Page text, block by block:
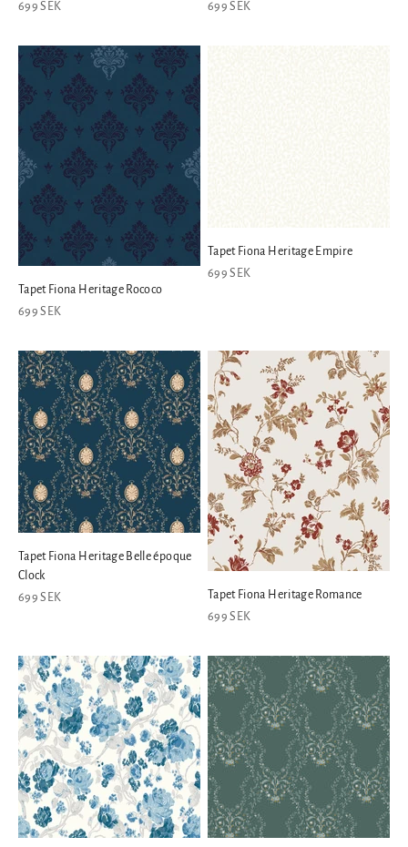
REA-pris
699 SEK
REA-pris
699 SEK
Tapet Fiona Heritage Rococo
REA-pris
699 SEK
Tapet Fiona Heritage Empire
REA-pris
699 SEK
Tapet Fiona Heritage Belle époque
Clock
REA-pris
699 SEK
Tapet Fiona Heritage Romance
REA-pris
699 SEK